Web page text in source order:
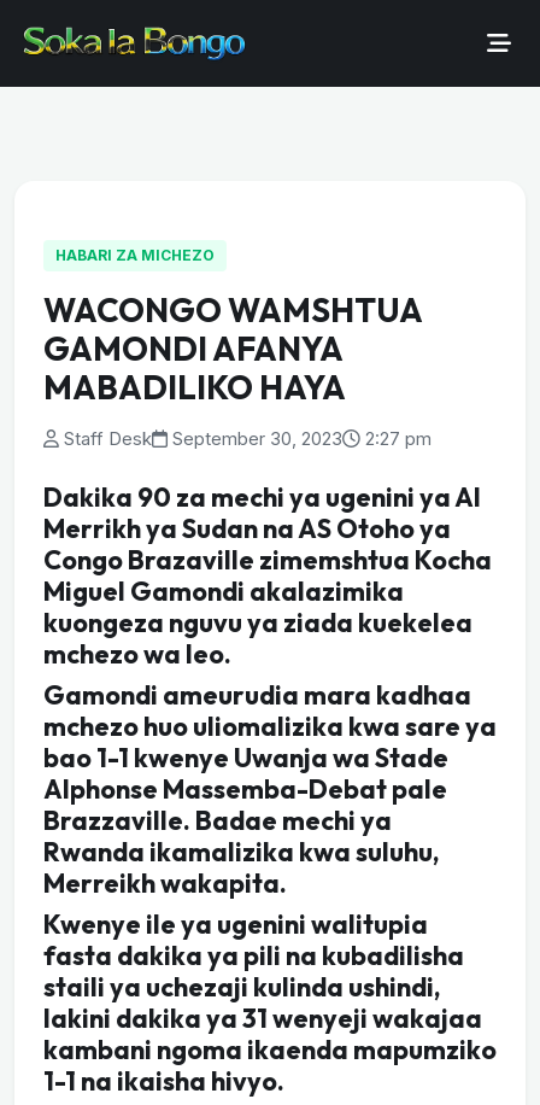
HABARI ZA MICHEZO
WACONGO WAMSHTUA
GAMONDI AFANYA
MABADILIKO HAYA
Staff Desk September 30, 2023 2:27 pm
Dakika 90 za mechi ya ugenini ya Al
Merrikh ya Sudan na AS Otoho ya
Congo Brazaville zimemshtua Kocha
Miguel Gamondi akalazimika
kuongeza nguvu ya ziada kuekelea
mchezo wa leo.
Gamondi ameurudia mara kadhaa
mchezo huo uliomalizika kwa sare ya
bao 1-1 kwenye Uwanja wa Stade
Alphonse Massemba-Debat pale
Brazzaville. Badae mechi ya
Rwanda ikamalizika kwa suluhu,
Merreikh wakapita.
Kwenye ile ya ugenini walitupia
fasta dakika ya pili na kubadilisha
staili ya uchezaji kulinda ushindi,
lakini dakika ya 31 wenyeji wakajaa
kambani ngoma ikaenda mapumziko
1-1 na ikaisha hivyo.